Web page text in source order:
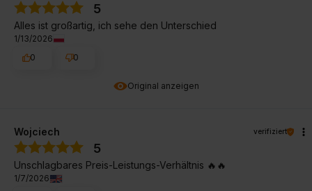
Original anzeigen
5
Alles ist großartig, ich sehe den Unterschied
1/13/2026
0
0
Wojciech verifiziert
5
Unschlagbares Preis-Leistungs-Verhältnis 🔥🔥
1/7/2026